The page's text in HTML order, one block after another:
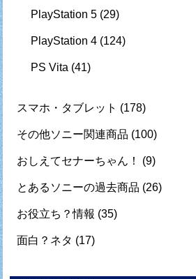
PlayStation 5 (29)
PlayStation 4 (124)
PS Vita (41)
スマホ・タブレット (178)
その他ソニー関連商品 (100)
おしえてセナーちゃん！ (9)
とあるソニーの過去商品 (26)
お役立ち？情報 (35)
面白？ネタ (17)